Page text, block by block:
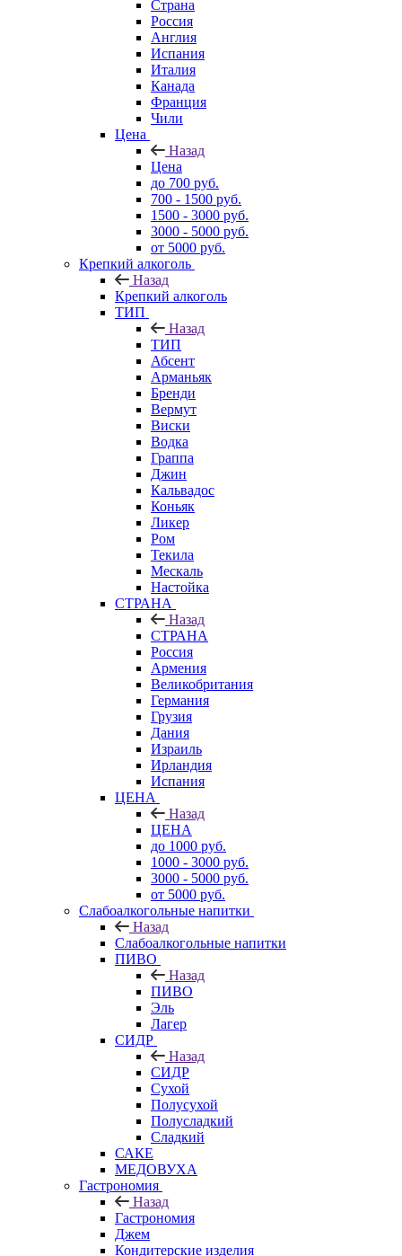
Страна
Россия
Англия
Испания
Италия
Канада
Франция
Чили
Цена
Назад
Цена
до 700 руб.
700 - 1500 руб.
1500 - 3000 руб.
3000 - 5000 руб.
от 5000 руб.
Крепкий алкоголь
Назад
Крепкий алкоголь
ТИП
Назад
ТИП
Абсент
Арманьяк
Бренди
Вермут
Виски
Водка
Граппа
Джин
Кальвадос
Коньяк
Ликер
Ром
Текила
Мескаль
Настойка
СТРАНА
Назад
СТРАНА
Россия
Армения
Великобритания
Германия
Грузия
Дания
Израиль
Ирландия
Испания
ЦЕНА
Назад
ЦЕНА
до 1000 руб.
1000 - 3000 руб.
3000 - 5000 руб.
от 5000 руб.
Слабоалкогольные напитки
Назад
Слабоалкогольные напитки
ПИВО
Назад
ПИВО
Эль
Лагер
СИДР
Назад
СИДР
Сухой
Полусухой
Полусладкий
Сладкий
САКЕ
МЕДОВУХА
Гастрономия
Назад
Гастрономия
Джем
Кондитерские изделия